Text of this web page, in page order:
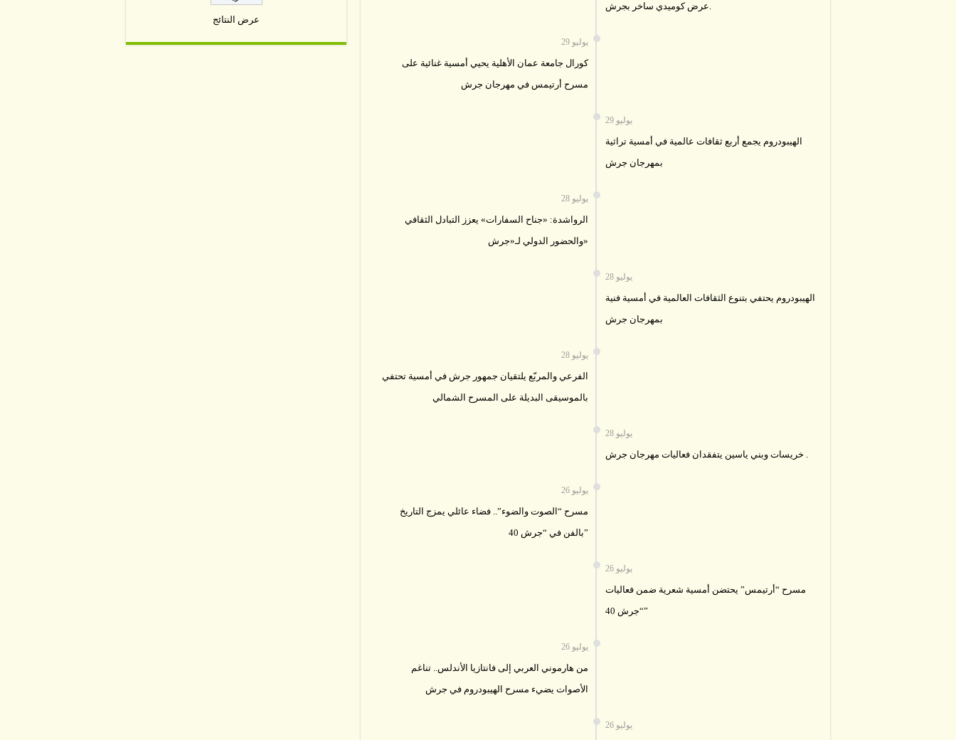
عرض كوميدي ساخر بجرش.
29 يوليو
كورال جامعة عمان الأهلية يحيي أمسية غنائية على
مسرح أرتيمس في مهرجان جرش
29 يوليو
الهيبودروم يجمع أربع ثقافات عالمية في أمسية تراثية
بمهرجان جرش
28 يوليو
الرواشدة: «جناح السفارات» يعزز التبادل الثقافي
والحضور الدولي لـ«جرش»
28 يوليو
الهيبودروم يحتفي بتنوع الثقافات العالمية في أمسية فنية
بمهرجان جرش
28 يوليو
الفرعي والمربّع يلتقيان جمهور جرش في أمسية تحتفي
بالموسيقى البديلة على المسرح الشمالي
28 يوليو
خريسات وبني ياسين يتفقدان فعاليات مهرجان جرش .
26 يوليو
مسرح “الصوت والضوء”.. فضاء عائلي يمزج التاريخ
بالفن في “جرش 40”
26 يوليو
مسرح “أرتيمس” يحتضن أمسية شعرية ضمن فعاليات
“جرش 40”
26 يوليو
من هارموني العربي إلى فانتازيا الأندلس.. تناغم
الأصوات يضيء مسرح الهيبودروم في جرش
26 يوليو
عرض النتائج